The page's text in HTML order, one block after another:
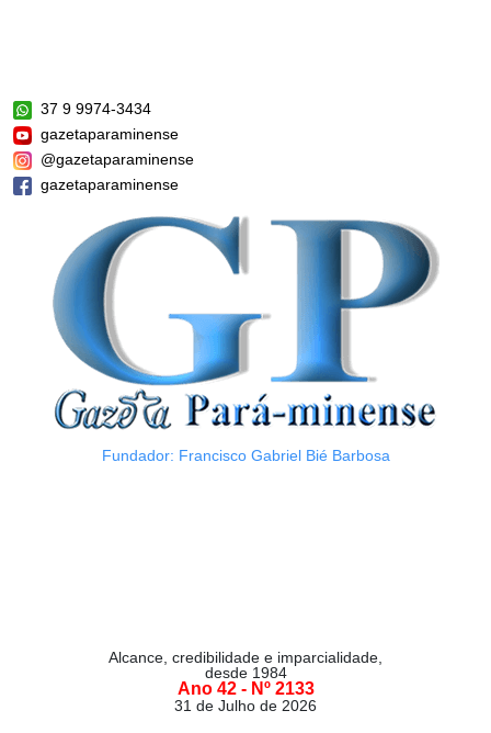
37 9 9974-3434
gazetaparaminense
@gazetaparaminense
gazetaparaminense
Fundador: Francisco Gabriel Bié Barbosa
Alcance, credibilidade e imparcialidade,
desde 1984
Ano 42 - Nº 2133
31 de Julho de 2026